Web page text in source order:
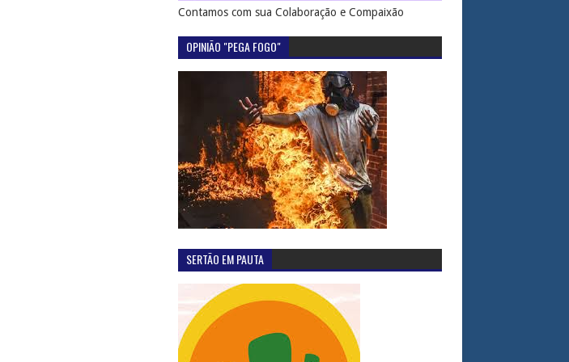
Contamos com sua Colaboração e Compaixão
OPINIÃO "PEGA FOGO"
SERTÃO EM PAUTA